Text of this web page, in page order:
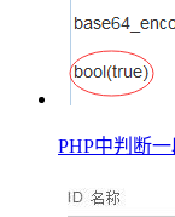
PHP中判断